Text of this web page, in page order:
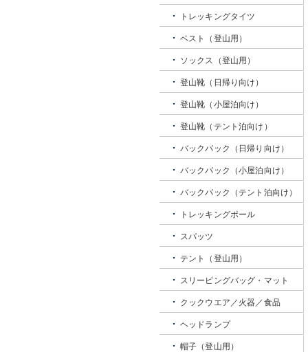
トレッキングタイツ
ベスト（登山用）
ソックス（登山用）
登山靴（日帰り向け）
登山靴（小屋泊向け）
登山靴（テント泊向け）
バックパック（日帰り向け）
バックパック（小屋泊向け）
バックパック（テント泊向け）
トレッキングポール
スパッツ
テント（登山用）
スリーピングバッグ・マット
クックウエア／火器／食品
ヘッドランプ
帽子（登山用）